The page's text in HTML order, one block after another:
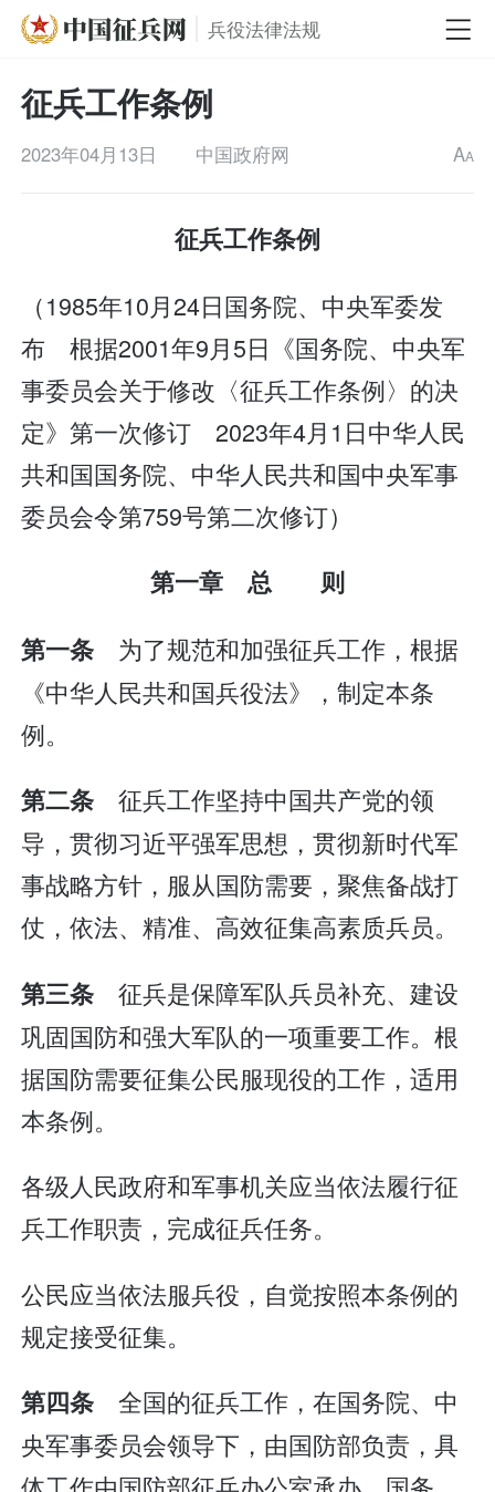
兵役法律法规
征兵工作条例
2023年04月13日 中国政府网 AA
征兵工作条例
（1985年10月24日国务院、中央军委发
布 根据2001年9月5日《国务院、中央军
事委员会关于修改〈征兵工作条例〉的决
定》第一次修订 2023年4月1日中华人民
共和国国务院、中华人民共和国中央军事
委员会令第759号第二次修订）
第一章 总 则
第一条 为了规范和加强征兵工作，根据
《中华人民共和国兵役法》，制定本条
例。
第二条 征兵工作坚持中国共产党的领
导，贯彻习近平强军思想，贯彻新时代军
事战略方针，服从国防需要，聚焦备战打
仗，依法、精准、高效征集高素质兵员。
第三条 征兵是保障军队兵员补充、建设
巩固国防和强大军队的一项重要工作。根
据国防需要征集公民服现役的工作，适用
本条例。
各级人民政府和军事机关应当依法履行征
兵工作职责，完成征兵任务。
公民应当依法服兵役，自觉按照本条例的
规定接受征集。
第四条 全国的征兵工作，在国务院、中
央军事委员会领导下，由国防部负责，具